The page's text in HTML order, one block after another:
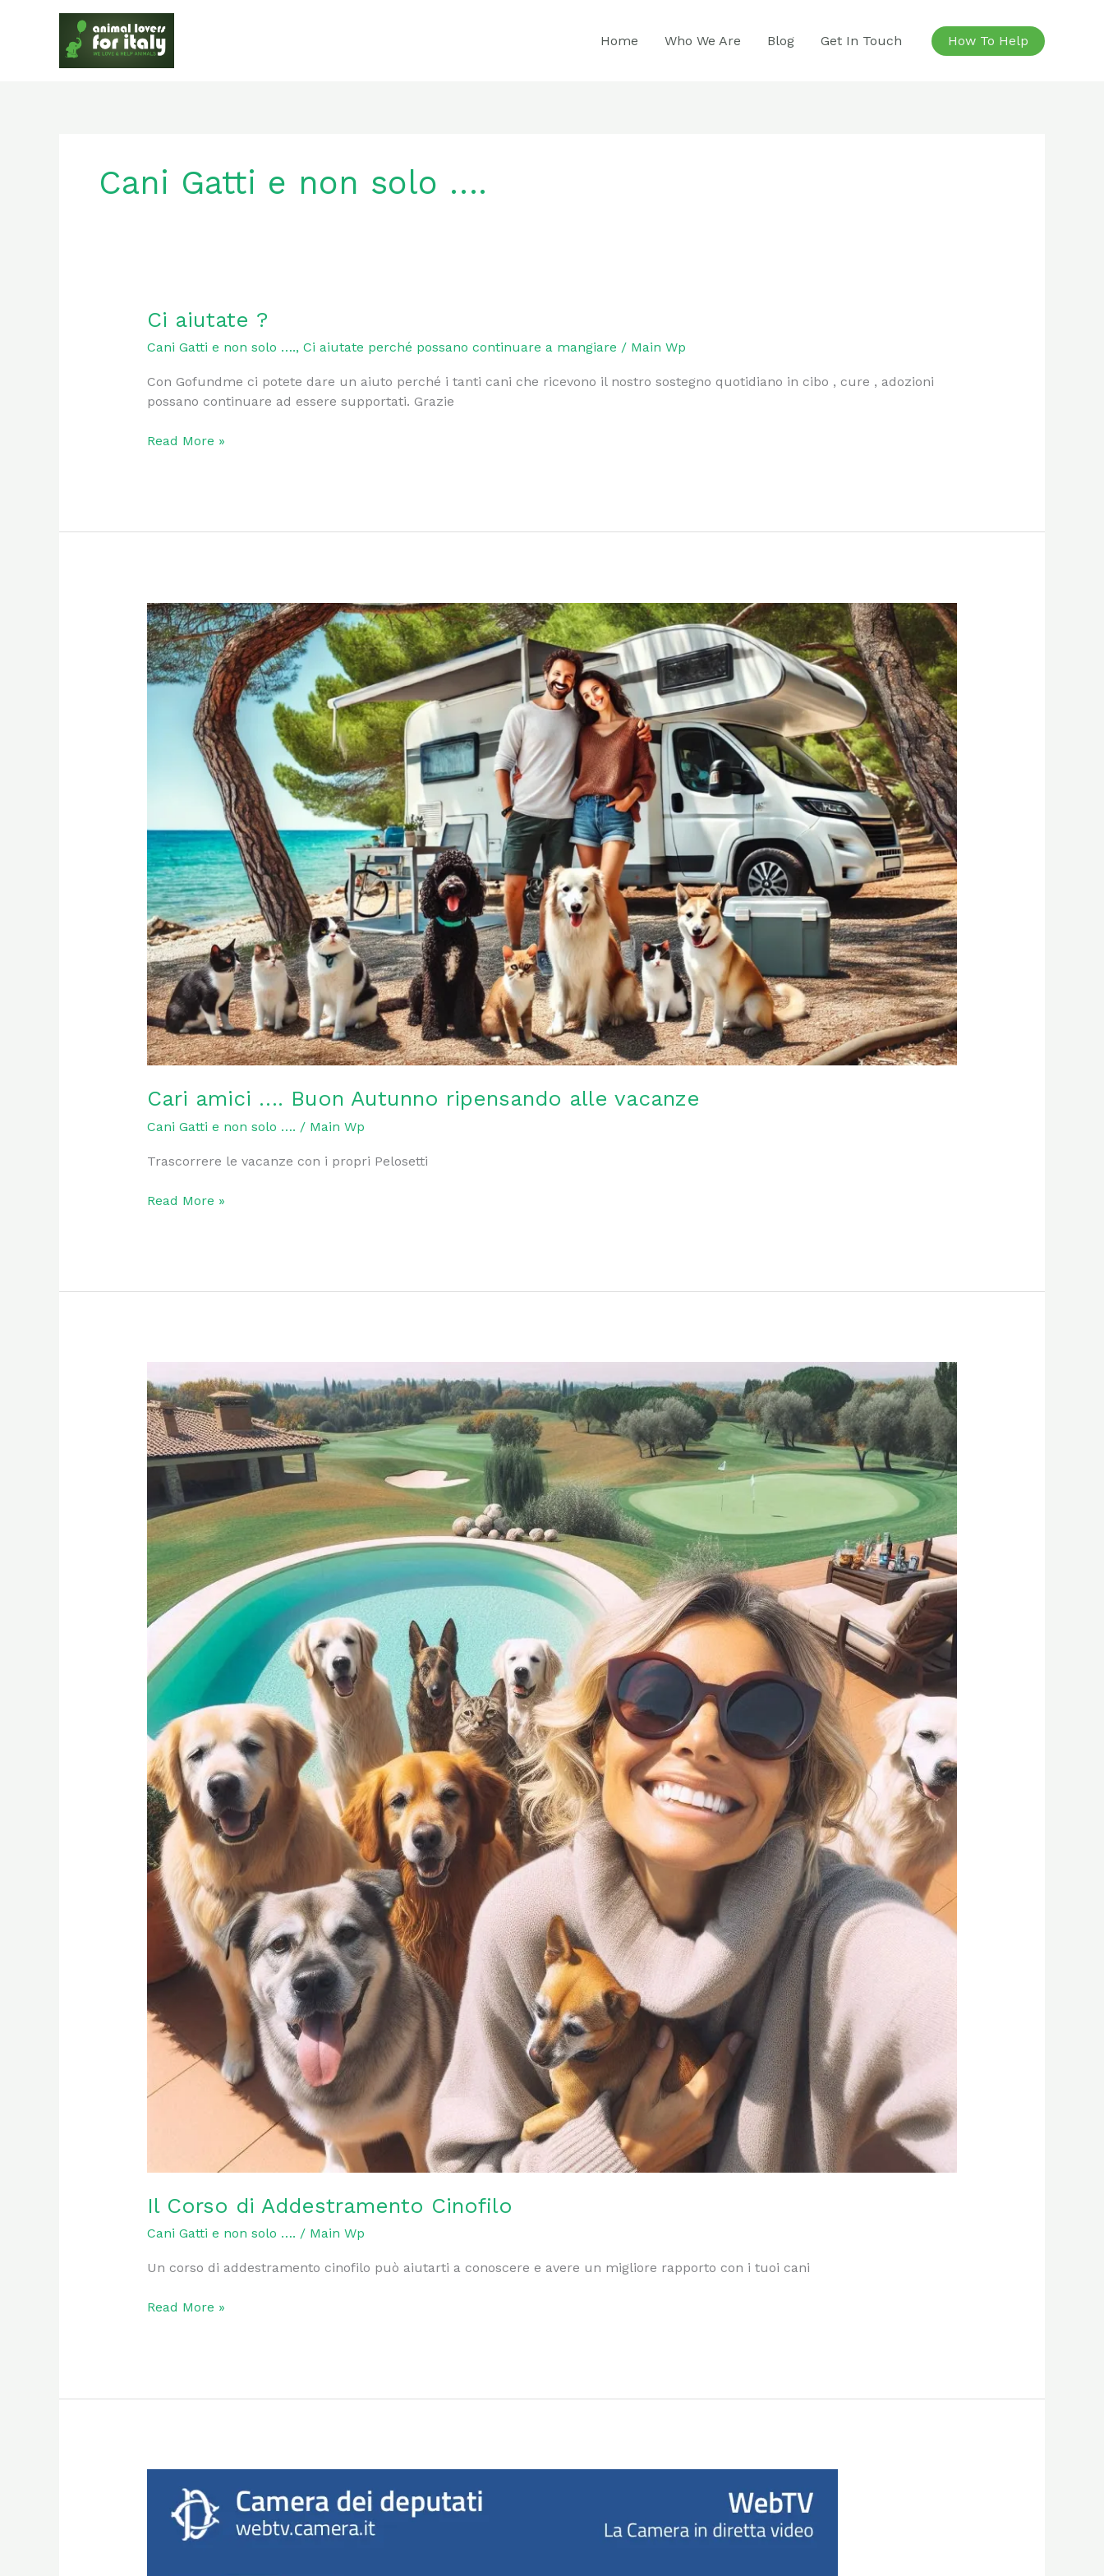
Home Who We Are Blog Get In Touch How To Help
Cani Gatti e non solo ….
Ci aiutate ?
Cani Gatti e non solo …., Ci aiutate perché possano continuare a mangiare / Main Wp
Con Gofundme ci potete dare un aiuto perché i tanti cani che ricevono il nostro sostegno quotidiano in cibo , cure , adozioni
possano continuare ad essere supportati. Grazie
Ci
?
Read More »
Cari amici …. Buon Autunno ripensando alle vacanze
Cani Gatti e non solo …. / Main Wp
Trascorrere le vacanze con i propri Pelosetti
Cari
amici
….
Buon
Autunno
ripensando
vacanze
Read More »
Il Corso di Addestramento Cinofilo
Cani Gatti e non solo …. / Main Wp
Un corso di addestramento cinofilo può aiutarti a conoscere e avere un migliore rapporto con i tuoi cani
Corso
di
Addestramento
Cinofilo
Read More »
Cisternino
dall’Ucraina